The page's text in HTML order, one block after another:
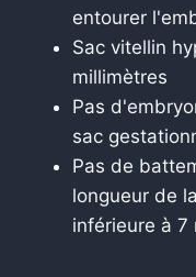
entourer
Sac vitellin
millimètres
Pas
sac
Pas de
longueur de
inférieure à 7